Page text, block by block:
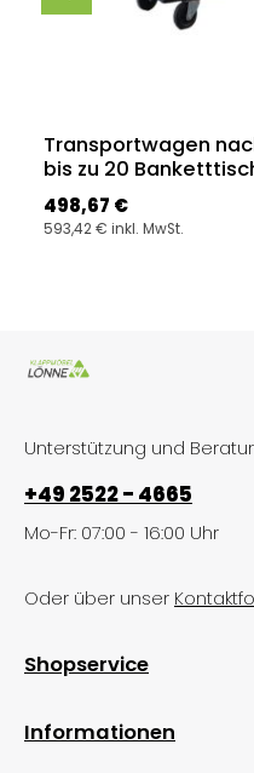
Transportwagen
bis zu 20
Regulärer Preis:
498,67 €
593,42 € inkl. MwSt.
Unterstützung und
+49 2522 - 4665
Mo-Fr: 07:00 - 16:00 Uhr
Oder über unser
Shopservice
Informationen